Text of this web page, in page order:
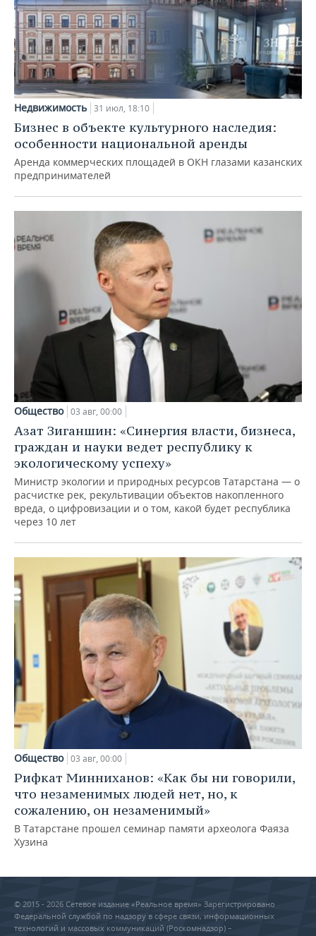
Недвижимость 31 июл, 18:10
Бизнес в объекте культурного наследия:
особенности национальной аренды
Аренда коммерческих площадей в ОКН глазами казанских
предпринимателей
Общество 03 авг, 00:00
Азат Зиганшин: «Синергия власти, бизнеса,
граждан и науки ведет республику к
экологическому успеху»
Министр экологии и природных ресурсов Татарстана — о
расчистке рек, рекультивации объектов накопленного
вреда, о цифровизации и о том, какой будет республика
через 10 лет
Общество 03 авг, 00:00
Рифкат Минниханов: «Как бы ни говорили,
что незаменимых людей нет, но, к
сожалению, он незаменимый»
В Татарстане прошел семинар памяти археолога Фаяза
Хузина
© 2015 - 2026 Сетевое издание «Реальное время» Зарегистрировано
Федеральной службой по надзору в сфере связи, информационных
технологий и массовых коммуникаций (Роскомнадзор) –